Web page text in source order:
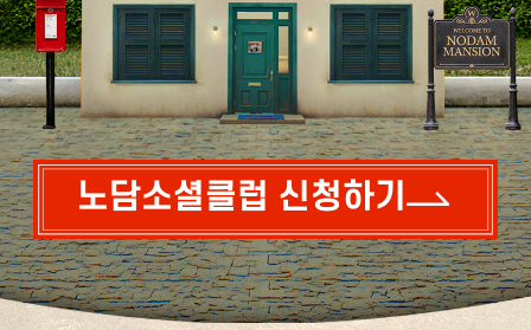
노담소셜클럽 신청하기